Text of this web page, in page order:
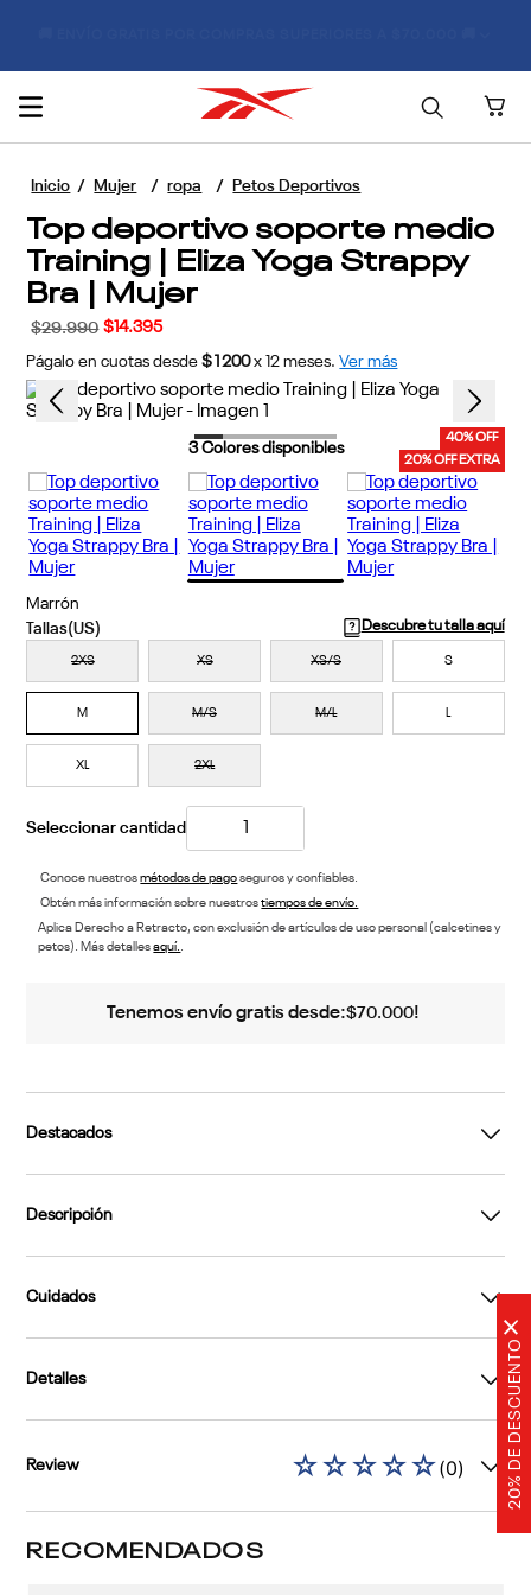
20% DE DESCUENTO
×
Mujer ropa Petos Deportivos
Top deportivo soporte medio
Training | Eliza Yoga Strappy
Bra | Mujer
$29.990 $ 14.395
Págalo en cuotas desde $1200 x 12 meses. Ver más
40% OFF
20% OFF EXTRA
3Colores disponibles
Marrón
Descubre tu talla aquí
2XS XS XS/S S
M M/S M/L L
XL 2XL
Conoce nuestrosmétodos de pagoseguros y confiables.
Obtén más información sobre nuestrostiempos de envío.
Aplica Derecho a Retracto, con exclusión de artículos de uso personal (calcetines y
petos). Más detallesaquí..
Tenemos envío gratis desde:$70.000!
Destacados
Descripción
Cuidados
Detalles
Review ☆☆☆☆☆(0)
RECOMENDADOS